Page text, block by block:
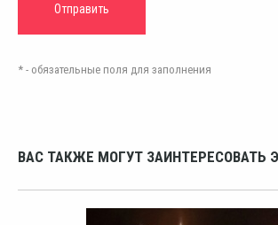
* - обязательные поля для заполнения
ВАС ТАКЖЕ МОГУТ ЗАИНТЕРЕСОВАТЬ